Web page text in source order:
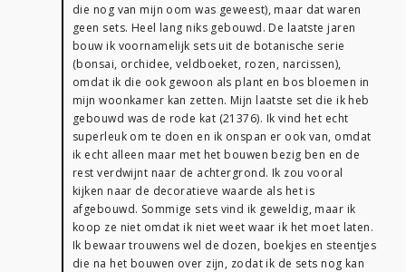
die nog van mijn oom was geweest), maar dat waren
geen sets. Heel lang niks gebouwd. De laatste jaren
bouw ik voornamelijk sets uit de botanische serie
(bonsai, orchidee, veldboeket, rozen, narcissen),
omdat ik die ook gewoon als plant en bos bloemen in
mijn woonkamer kan zetten. Mijn laatste set die ik heb
gebouwd was de rode kat (21376). Ik vind het echt
superleuk om te doen en ik onspan er ook van, omdat
ik echt alleen maar met het bouwen bezig ben en de
rest verdwijnt naar de achtergrond. Ik zou vooral
kijken naar de decoratieve waarde als het is
afgebouwd. Sommige sets vind ik geweldig, maar ik
koop ze niet omdat ik niet weet waar ik het moet laten.
Ik bewaar trouwens wel de dozen, boekjes en steentjes
die na het bouwen over zijn, zodat ik de sets nog kan